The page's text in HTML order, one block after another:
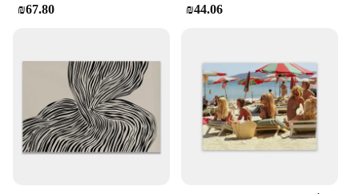
₪67.80 ₪44.06